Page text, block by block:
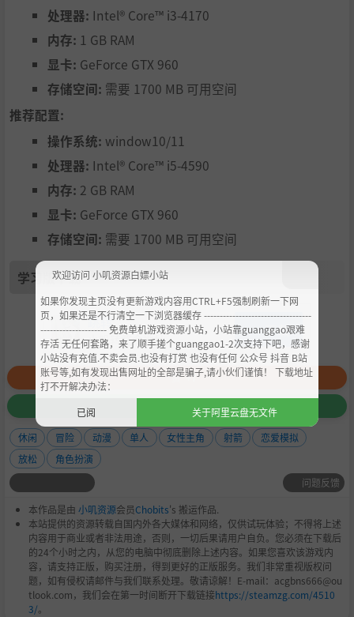
处理器: Intel® Core™ i3-4170
内存: 1 GB RAM
显卡: GeForce GTX 960
存储空间: 需要 1700 MB 可用空间
推荐配置:
操作系统: window10/11
处理器: Intel® Core™ i5-4590
内存: 2 GB RAM
显卡: GeForce GTX 960
存储空间: 需要 1700 MB 可用空间
学习版下载
跳转
小叽转整合地址 下载
赞 +7
+12
休闲 冒险 动漫 单人 女性主角 射箭
恋爱模拟
放松
角色扮演
问题反馈
本作品是由 小叽资源会员Chobits's 搬运作品.
本站提供的资源转载自国内外各大媒体和网络，仅供试玩体验；不得将上述
内容用于商业或者非法用途，否则，一切后果请用户自负。您必须在下载后
的24个小时之内，从您的电脑中彻底删除上述内容。如果您喜欢该游戏内
容，请支持正版，购买注册，得到更好的正版服务。我们非常重视版权问
题，如有侵权请邮件与我们联系处理。敬请谅解！E-mail：acgbns666@ou
tlook.com，我们会在第一时间断开下载链接https://steamzg.com/4510
3/。
欢迎访问 小叽资源白嫖小站
如果你发现主页没有更新游戏内容用CTRL+F5强制刷新一下网
页，如果还是不行清空一下浏览器缓存 ----------------------------------
--------------------- 免费单机游戏资源小站，小站靠guanggao艰难
存活 无任何套路，来了顺手搓个guanggao1-2次支持下吧，感谢
小站没有充值.不卖会员.也没有打赏 也没有任何 公众号 抖音 B站
账号等,如有发现出售网址的全部是骗子,请小伙们谨慎！ 下载地址
打不开解决办法：
已阅
关于阿里云盘无文件